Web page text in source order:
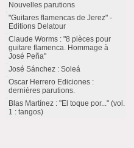
Nouvelles parutions
"Guitares flamencas de Jerez" -
Editions Delatour
Claude Worms : "8 pièces pour
guitare flamenca. Hommage à
José Peña"
José Sánchez : Soleá
Oscar Herrero Ediciones :
dernières parutions.
Blas Martínez : "El toque por..." (vol.
1 : tangos)